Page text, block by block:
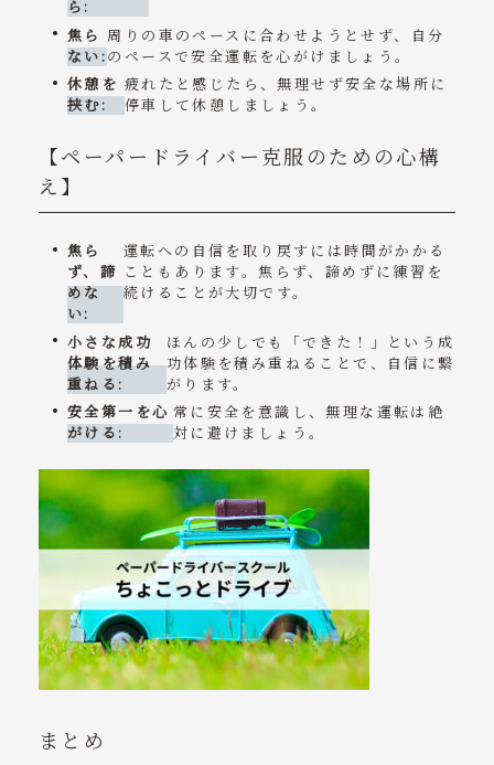
ら:
焦ら
ない:
周りの車のペースに合わせようとせず、自分
のペースで安全運転を心がけましょう。
休憩を
挟む:
疲れたと感じたら、無理せず安全な場所に
停車して休憩しましょう。
【ペーパードライバー克服のための心構
え】
焦ら
ず、諦
めな
い:
運転への自信を取り戻すには時間がかかる
こともあります。焦らず、諦めずに練習を
続けることが大切です。
小さな成功
体験を積み
重ねる:
ほんの少しでも「できた！」という成
功体験を積み重ねることで、自信に繋
がります。
安全第一を心
がける:
常に安全を意識し、無理な運転は絶
対に避けましょう。
まとめ